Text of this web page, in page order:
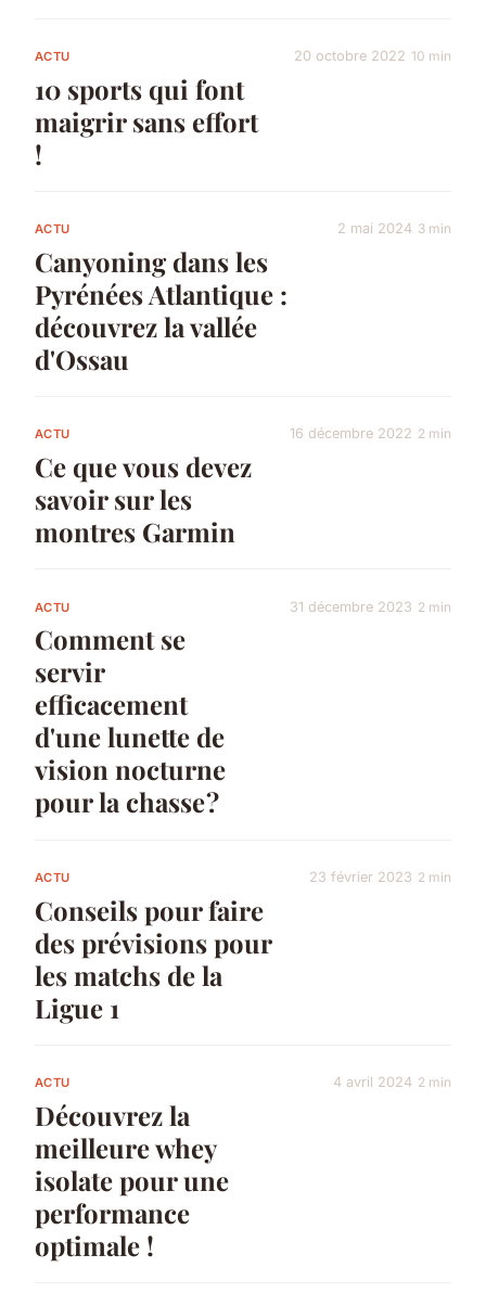
ACTU
10 sports qui font
maigrir sans effort
!
20 octobre 2022 10 min
ACTU
Canyoning dans les
Pyrénées Atlantique :
découvrez la vallée
d'Ossau
2 mai 2024 3 min
ACTU
Ce que vous devez
savoir sur les
montres Garmin
16 décembre 2022 2 min
ACTU
Comment se
servir
efficacement
d'une lunette de
vision nocturne
pour la chasse ?
31 décembre 2023 2 min
ACTU
Conseils pour faire
des prévisions pour
les matchs de la
Ligue 1
23 février 2023 2 min
ACTU
Découvrez la
meilleure whey
isolate pour une
performance
optimale !
4 avril 2024 2 min